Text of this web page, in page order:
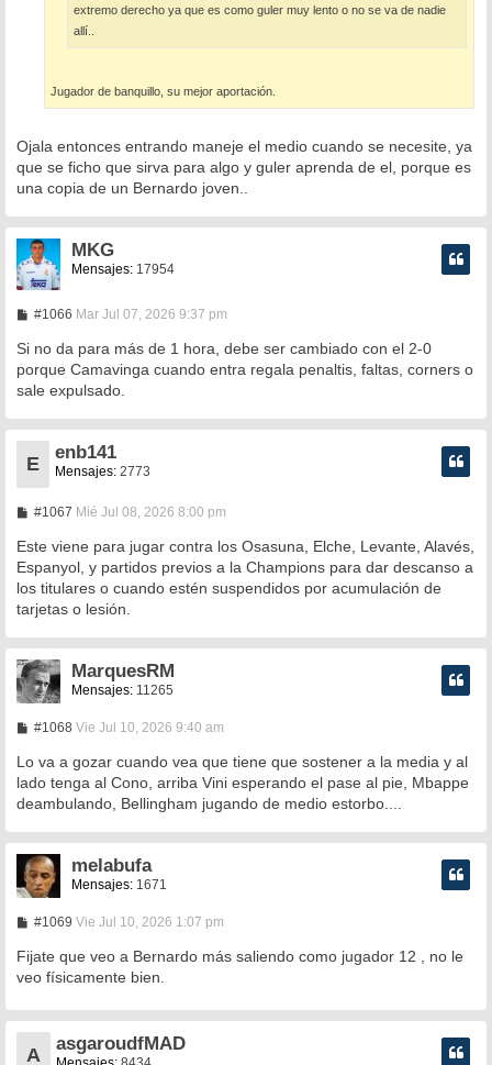
extremo derecho ya que es como guler muy lento o no se va de nadie
allí..
Jugador de banquillo, su mejor aportación.
Ojala entonces entrando maneje el medio cuando se necesite, ya
que se ficho que sirva para algo y guler aprenda de el, porque es
una copia de un Bernardo joven..
MKG
Mensajes: 17954
#1066M
n
a
j
Mar Jul 07, 2026 9:37 pm
Si no da para más de 1 hora, debe ser cambiado con el 2-0
porque Camavinga cuando entra regala penaltis, faltas, corners o
sale expulsado.
E
enb141
Mensajes: 2773
#1067M
n
s
a
j
e
Mié Jul 08, 2026 8:00 pm
Este viene para jugar contra los Osasuna, Elche, Levante, Alavés,
Espanyol, y partidos previos a la Champions para dar descanso a
los titulares o cuando estén suspendidos por acumulación de
tarjetas o lesión.
MarquesRM
Mensajes: 11265
#1068M
n
s
a
j
Vie Jul 10, 2026 9:40 am
Lo va a gozar cuando vea que tiene que sostener a la media y al
lado tenga al Cono, arriba Vini esperando el pase al pie, Mbappe
deambulando, Bellingham jugando de medio estorbo....
melabufa
Mensajes: 1671
#1069M
n
s
a
e
Vie Jul 10, 2026 1:07 pm
Fijate que veo a Bernardo más saliendo como jugador 12 , no le
veo físicamente bien.
A
asgaroudfMAD